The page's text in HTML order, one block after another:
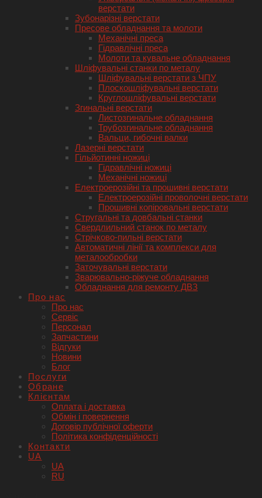
верстати
Зубонарізні верстати
Пресове обладнання та молоти
Механічні преса
Гідравлічні преса
Молоти та кувальне обладнання
Шліфувальні станки по металу
Шліфувальні верстати з ЧПУ
Плоскошліфувальні верстати
Круглошліфувальні верстати
Згинальні верстати
Листозгинальне обладнання
Трубозгинальне обладнання
Вальци, гибочні валки
Лазерні верстати
Гільйотинні ножиці
Гідравлічні ножиці
Механічні ножиці
Електроерозійні та прошивні верстати
Електроерозійні проволочні верстати
Прошивні копіровальні верстати
Стругальні та довбальні станки
Свердлильний станок по металу
Стрічково-пильні верстати
Автоматичні лінії та комплекси для
металообробки
Заточувальні верстати
Зварювально-ріжуче обладнання
Обладнання для ремонту ДВЗ
Про нас
Про нас
Сервіс
Персонал
Запчастини
Відгуки
Новини
Блог
Послуги
Обране
Клієнтам
Оплата і доставка
Обмін і повернення
Договір публічної оферти
Політика конфіденційності
Контакти
UA
UA
RU